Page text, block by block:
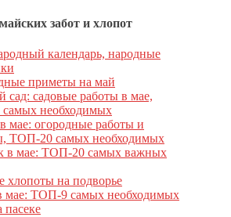
забот и хлопот
календарь, народные
приметы на май
сад: садовые работы в мае,
необходимых
мае: огородные работы и
ТОП-20 самых необходимых
в мае: ТОП-20 самых важных
хлопоты на подворье
мае: ТОП-9 самых необходимых
пасеке